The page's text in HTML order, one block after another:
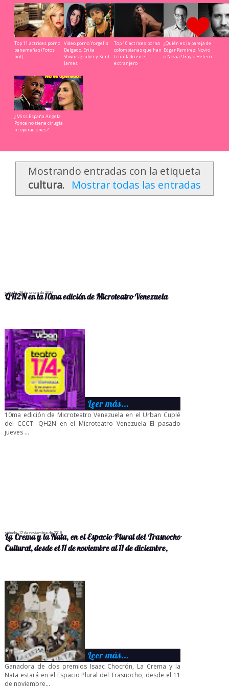
Top 11 actrices porno
panameñas (Fotos
hot)
Video porno Yorgelis
Delgado, Erika
Shwarzgruber y Kent
James
Top 10 actrices porno
colombianas que han
triunfado en el
extranjero
¿Quién es la pareja de
Edgar Ramirez: Novio
o Novia? Gay o Hetero
¿Miss España Angela
Ponce no tiene cirugía
ni operaciones?
Mostrando entradas con la etiqueta
cultura. Mostrar todas las entradas
sábado, 28 de enero de 2017
QH2N en la 10ma edición de Microteatro Venezuela
Leer más...
10ma edición de Microteatro Venezuela en el Urban Cuplé
del CCCT. QH2N en el Microteatro Venezuela El pasado
jueves ...
sábado, 12 de noviembre de 2016
La Crema y la Nata, en el Espacio Plural del Trasnocho
Cultural, desde el 11 de noviembre al 11 de diciembre,
Leer más...
Ganadora de dos premios Isaac Chocrón, La Crema y la
Nata estará en el Espacio Plural del Trasnocho, desde el 11
de noviembre...